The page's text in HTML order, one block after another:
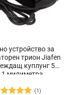
устройство за
трион Jiafen
куплунг 5.5
милиметра
(1)